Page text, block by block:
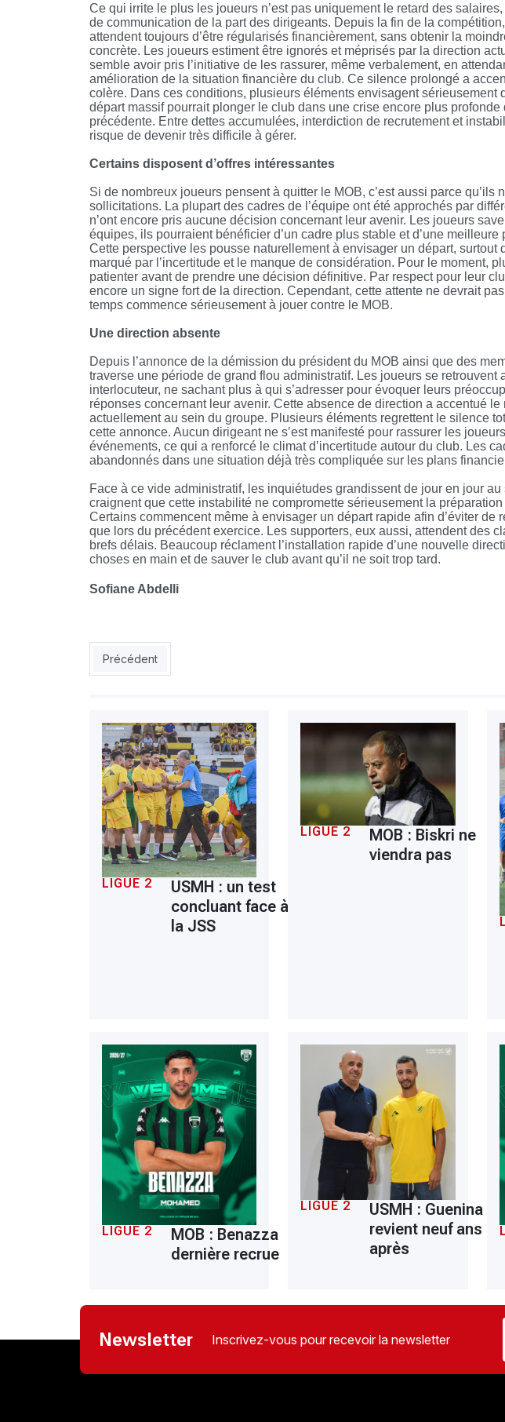
Ce qui irrite le plus les joueurs n’est pas uniquement le retard des
de communication de la part des dirigeants. Depuis la fin de la
attendent toujours d’être régularisés financièrement, sans obtenir la
concrète. Les joueurs estiment être ignorés et méprisés par la direction
semble avoir pris l’initiative de les rassurer, même verbalement, en
amélioration de la situation financière du club. Ce silence prolongé a
colère. Dans ces conditions, plusieurs éléments envisagent sérieusement
départ massif pourrait plonger le club dans une crise encore plus
précédente. Entre dettes accumulées, interdiction de recrutement et
risque de devenir très difficile à gérer.
Certains disposent d’offres intéressantes
Si de nombreux joueurs pensent à quitter le MOB, c’est aussi parce qu’ils
sollicitations. La plupart des cadres de l’équipe ont été approchés par
n’ont encore pris aucune décision concernant leur avenir. Les joueurs
équipes, ils pourraient bénéficier d’un cadre plus stable et d’une
Cette perspective les pousse naturellement à envisager un départ, surtout
marqué par l’incertitude et le manque de considération. Pour le moment,
patienter avant de prendre une décision définitive. Par respect pour leur
encore un signe fort de la direction. Cependant, cette attente ne devrait
temps commence sérieusement à jouer contre le MOB.
Une direction absente
Depuis l’annonce de la démission du président du MOB ainsi que des
traverse une période de grand flou administratif. Les joueurs se retrouvent
interlocuteur, ne sachant plus à qui s’adresser pour évoquer leurs
réponses concernant leur avenir. Cette absence de direction a accentué
actuellement au sein du groupe. Plusieurs éléments regrettent le silence
cette annonce. Aucun dirigeant ne s’est manifesté pour rassurer les
événements, ce qui a renforcé le climat d’incertitude autour du club. Les
abandonnés dans une situation déjà très compliquée sur les plans
Face à ce vide administratif, les inquiétudes grandissent de jour en jour
craignent que cette instabilité ne compromette sérieusement la
Certains commencent même à envisager un départ rapide afin d’éviter de
que lors du précédent exercice. Les supporters, eux aussi, attendent des
brefs délais. Beaucoup réclament l’installation rapide d’une nouvelle
choses en main et de sauver le club avant qu’il ne soit trop tard.
Sofiane Abdelli
Article précédent : USMH : un été agité à El Harrach
Précédent
LIGUE 2
USMH : un test
concluant face à
la JSS
LIGUE 2
MOB : Biskri ne
viendra pas
LIGUE 2
MOB : Benazza
dernière recrue
LIGUE 2
USMH : Guenina
revient neuf ans
après
Newsletter Inscrivez-vous pour recevoir la newsletter